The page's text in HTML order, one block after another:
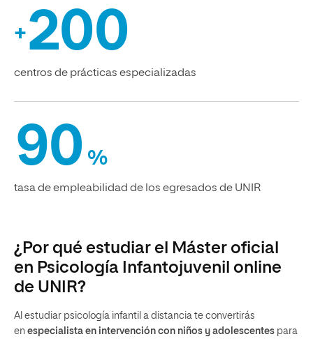
+200
centros de prácticas especializadas
90 %
tasa de empleabilidad de los egresados de UNIR
¿Por qué estudiar el Máster oficial
en Psicología Infantojuvenil online
de UNIR?
Al estudiar psicología infantil a distancia te convertirás
en especialista en intervención con niños y adolescentes para